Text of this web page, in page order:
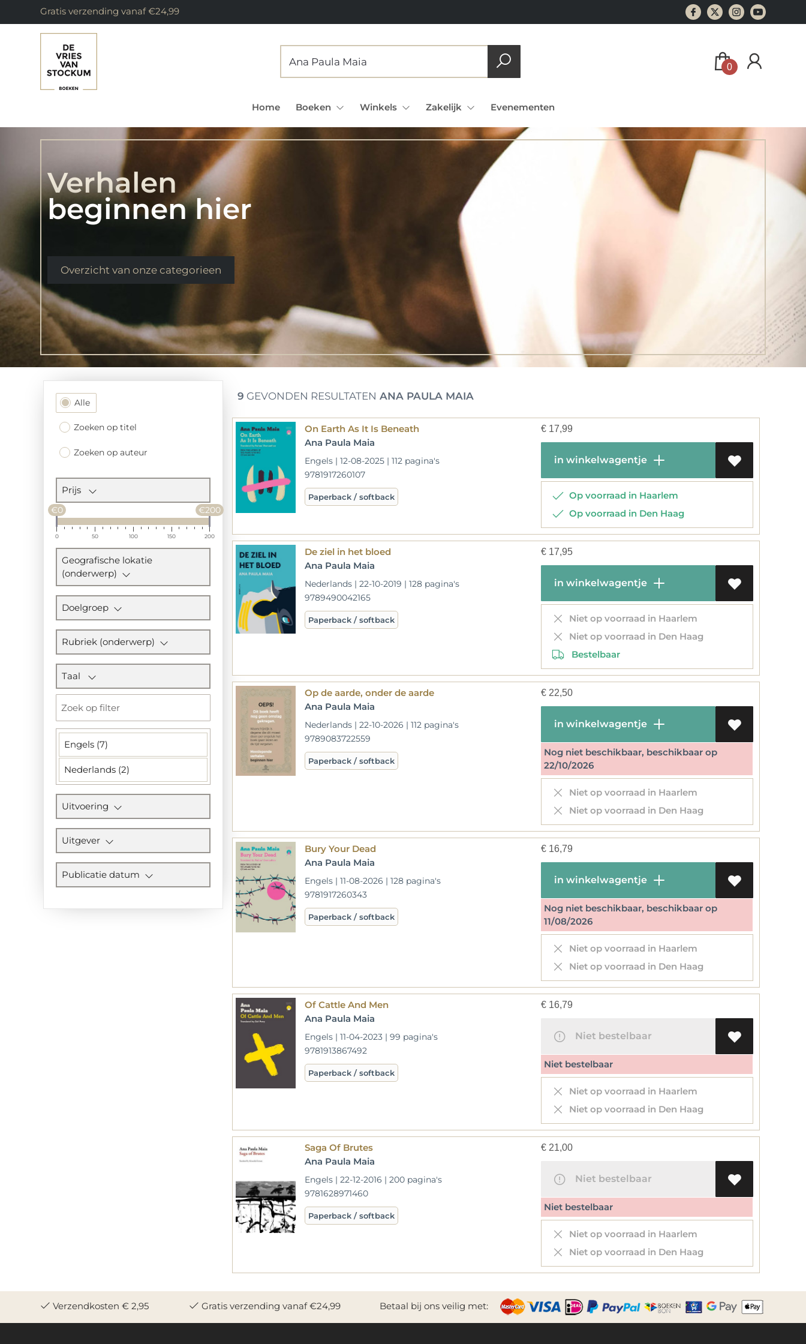
Gratis verzending vanaf €24,99
0
Home Boeken Winkels Zakelijk Evenementen
Verhalen
beginnen hier
Overzicht van onze categorieen
Filtersectie
Alle
Zoeken op titel
Zoeken op auteur
Prijs
€0 €200
0 50 100 150 200
Geografische lokatie
(onderwerp)
Doelgroep
Rubriek (onderwerp)
Taal
Engels (7)
Nederlands (2)
Uitvoering
Uitgever
Publicatie datum
9 GEVONDEN RESULTATEN ANA PAULA MAIA
On Earth As It Is Beneath
Ana Paula Maia
Engels | 12-08-2025 | 112 pagina's
9781917260107
Paperback / softback
€ 17,99
in winkelwagentje
Op voorraad in Haarlem
Op voorraad in Den Haag
De ziel in het bloed
Ana Paula Maia
Nederlands | 22-10-2019 | 128 pagina's
9789490042165
Paperback / softback
€ 17,95
in winkelwagentje
Niet op voorraad in Haarlem
Niet op voorraad in Den Haag
Bestelbaar
Op de aarde, onder de aarde
Ana Paula Maia
Nederlands | 22-10-2026 | 112 pagina's
9789083722559
Paperback / softback
€ 22,50
in winkelwagentje
Nog niet beschikbaar, beschikbaar op
22/10/2026
Niet op voorraad in Haarlem
Niet op voorraad in Den Haag
Bury Your Dead
Ana Paula Maia
Engels | 11-08-2026 | 128 pagina's
9781917260343
Paperback / softback
€ 16,79
in winkelwagentje
Nog niet beschikbaar, beschikbaar op
11/08/2026
Niet op voorraad in Haarlem
Niet op voorraad in Den Haag
Of Cattle And Men
Ana Paula Maia
Engels | 11-04-2023 | 99 pagina's
9781913867492
Paperback / softback
€ 16,79
Niet bestelbaar
Niet bestelbaar
Niet op voorraad in Haarlem
Niet op voorraad in Den Haag
Saga Of Brutes
Ana Paula Maia
Engels | 22-12-2016 | 200 pagina's
9781628971460
Paperback / softback
€ 21,00
Niet bestelbaar
Niet bestelbaar
Niet op voorraad in Haarlem
Niet op voorraad in Den Haag
Verzendkosten € 2,95 Gratis verzending vanaf €24,99 Betaal bij ons veilig met: